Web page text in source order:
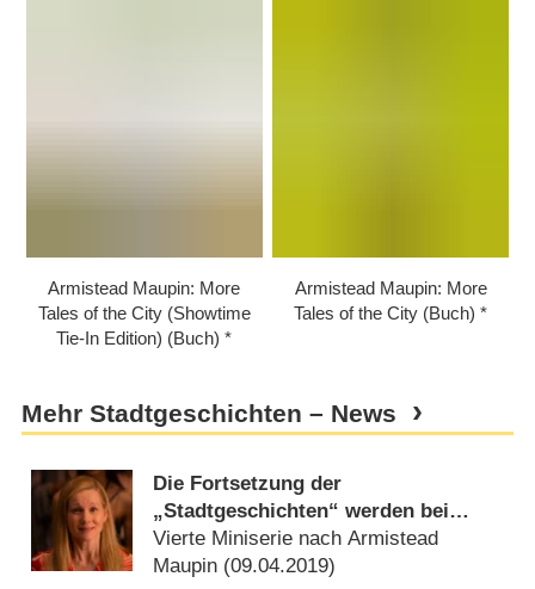
Armistead Maupin: More
Tales of the City (Showtime
Tie-In Edition) (Buch)
Armistead Maupin: More
Tales of the City (Buch)
Mehr Stadtgeschichten – News
Die Fortsetzung der
„Stadtgeschichten“ werden bei
Netflix im Juni geschrieben
Vierte Miniserie nach Armistead
Maupin (09.04.2019)